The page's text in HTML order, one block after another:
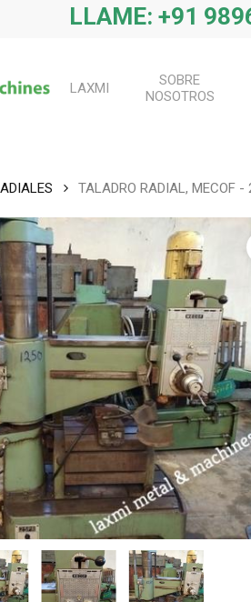
LLAME: +91
o ESC para cerrar
LAXMI
SOBRE
NOSOTROS
TALADRO RADIAL, MECOF -